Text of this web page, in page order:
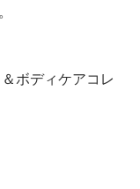
ボディケアコレ